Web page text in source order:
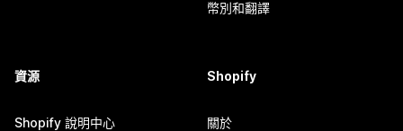
幣別和翻譯
資源
Shopify 說明中心
Shopify
關於